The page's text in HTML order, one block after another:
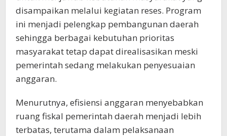
disampaikan melalui kegiatan reses. Program
ini menjadi pelengkap pembangunan daerah
sehingga berbagai kebutuhan prioritas
masyarakat tetap dapat direalisasikan meski
pemerintah sedang melakukan penyesuaian
anggaran.
Menurutnya, efisiensi anggaran menyebabkan
ruang fiskal pemerintah daerah menjadi lebih
terbatas, terutama dalam pelaksanaan